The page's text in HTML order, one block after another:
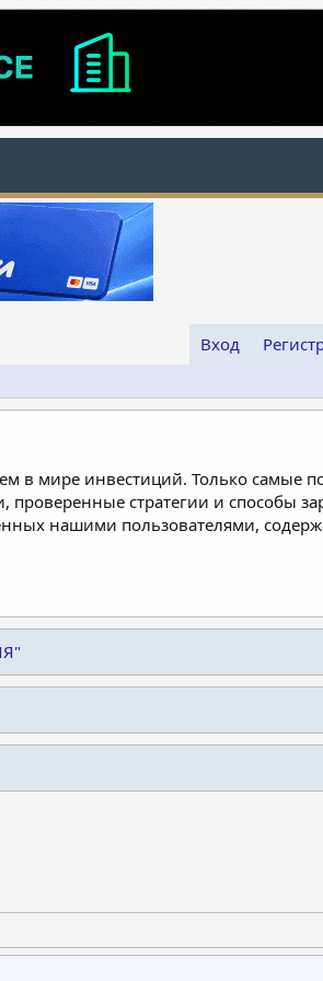
Вход
в мире инвестиций. Только самые
стратегии и способы
нашими пользователями,